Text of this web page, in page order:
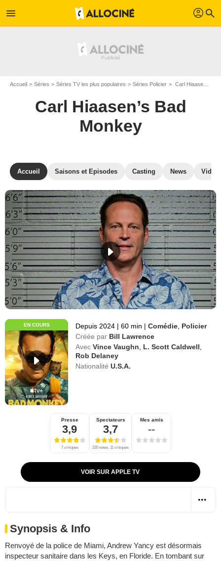
menu profil search
Accueil Séries Séries TV les plus populaires Séries Policier Carl Hiaasen’s Bad Monkey
Carl Hiaasen’s Bad
Monkey
Accueil Saisons et Episodes Casting News
EN COURS Depuis 2024 | 60 min | Comédie Policier
Créée par Bill Lawrence
Avec Vince Vaughn L. Scott Caldwell
Rob Delaney
Nationalité U.S.A.
Presse
3,9
7 critiques
Spectateurs
3,7
220 notes, 11 critiques
Mes amis
--
VOIR SUR APPLE TV
Synopsis & Info
Renvoyé de la police de Miami, Andrew Yancy est désormais
inspecteur sanitaire dans les Keys, en Floride. En tombant sur